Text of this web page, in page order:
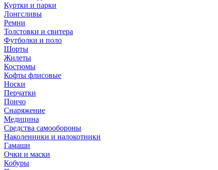
Куртки и парки
Лонгсливы
Ремни
Толстовки и свитера
Футболки и поло
Шорты
Жилеты
Костюмы
Кофты флисовые
Носки
Перчатки
Пончо
Снаряжение
Медицина
Средства самообороны
Наколенники и налокотники
Гамаши
Очки и маски
Кобуры